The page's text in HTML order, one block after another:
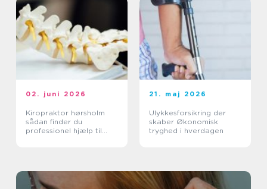
02. juni 2026
Kiropraktor hørsholm
sådan finder du
professionel hjælp til
21. maj 2026
Ulykkesforsikring der
skaber Økonomisk
tryghed i hverdagen